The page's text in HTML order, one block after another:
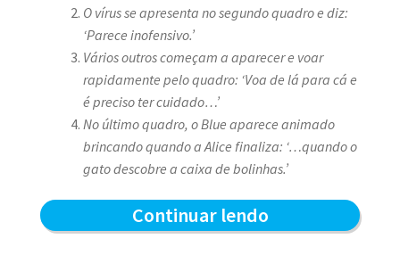
O vírus se apresenta no segundo quadro e diz:
‘Parece inofensivo.’
Vários outros começam a aparecer e voar
rapidamente pelo quadro: ‘Voa de lá para cá e
é preciso ter cuidado…’
No último quadro, o Blue aparece animado
brincando quando a Alice finaliza: ‘…quando o
gato descobre a caixa de bolinhas.’
Continuar lendoA